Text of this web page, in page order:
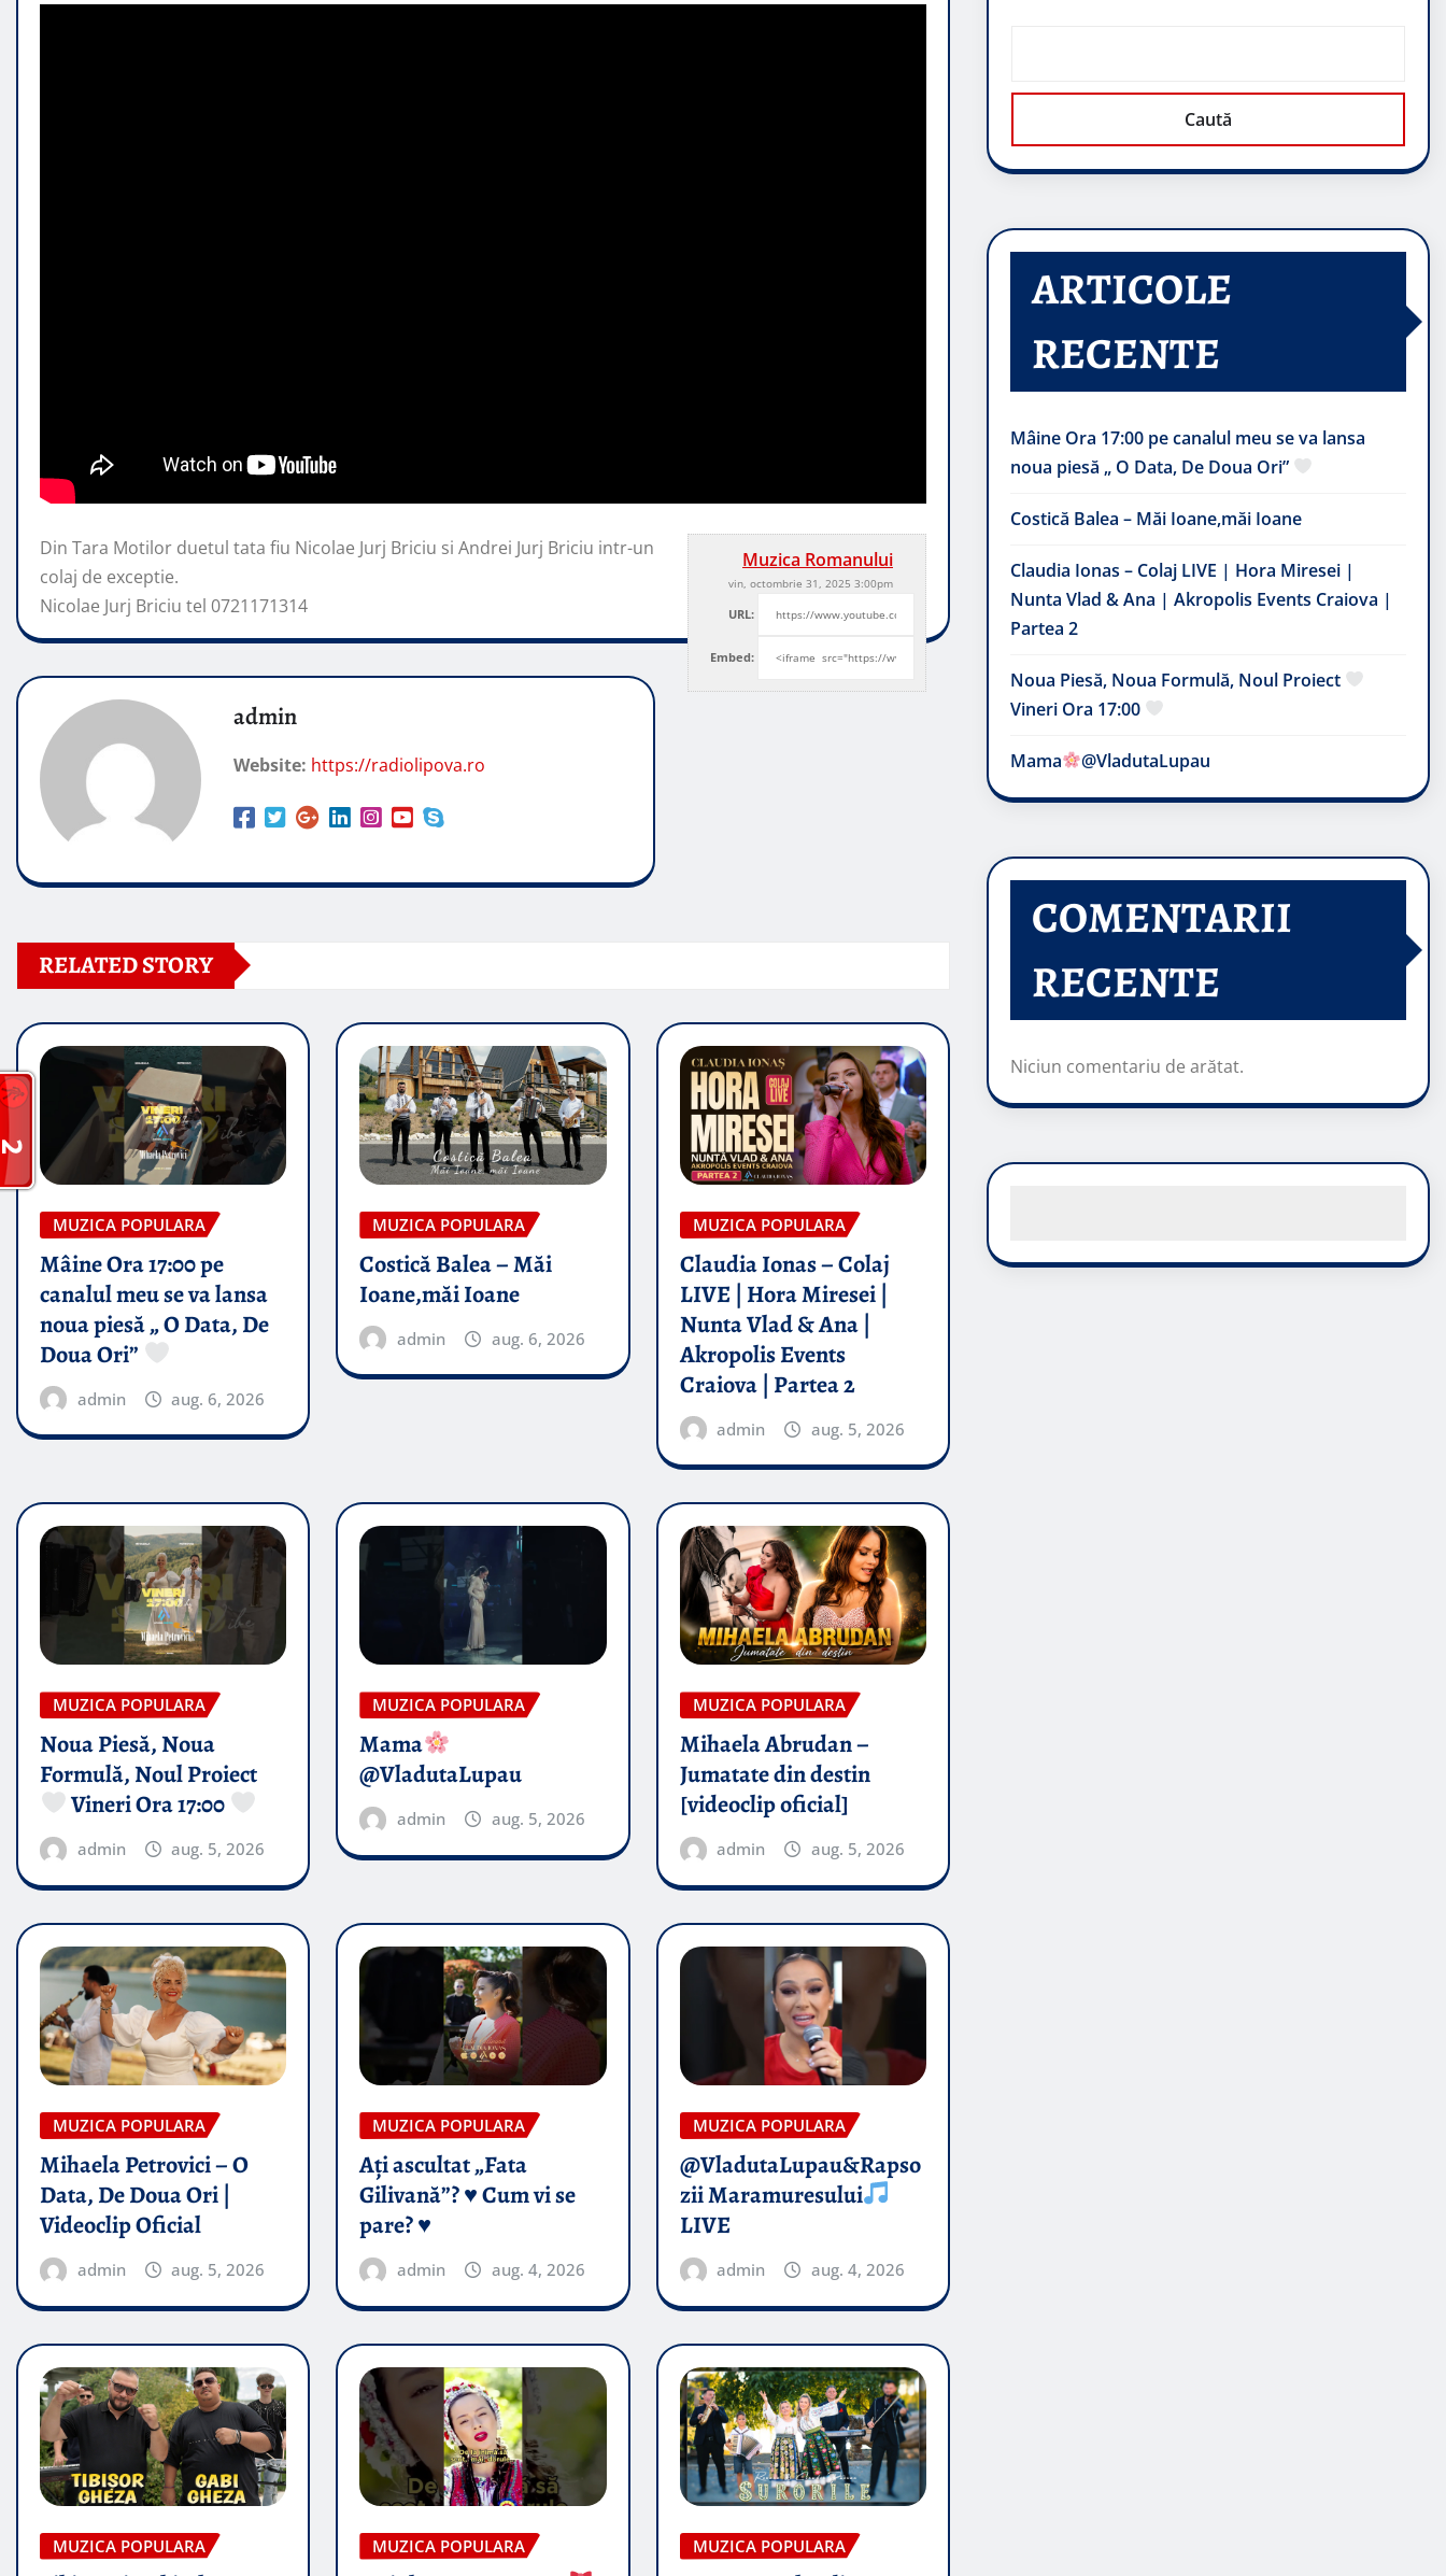
Muzica Romanului
vin, octombrie 31, 2025 3:00pm
URL:
Embed:
Din Tara Motilor duetul tata fiu Nicolae Jurj Briciu si Andrei Jurj Briciu intr-un
colaj de exceptie.
Nicolae Jurj Briciu tel 0721171314
admin
Website: https://radiolipova.ro
RELATED STORY
MUZICA POPULARA
Mâine Ora 17:00 pe
canalul meu se va lansa
noua piesă „ O Data, De
Doua Ori”
admin aug. 6, 2026
MUZICA POPULARA
Costică Balea – Măi
Ioane,măi Ioane
admin aug. 6, 2026
MUZICA POPULARA
Claudia Ionas – Colaj
LIVE | Hora Miresei |
Nunta Vlad & Ana |
Akropolis Events
Craiova | Partea 2
admin aug. 5, 2026
MUZICA POPULARA
Noua Piesă, Noua
Formulă, Noul Proiect
Vineri Ora 17:00
admin aug. 5, 2026
MUZICA POPULARA
Mama
@VladutaLupau
admin aug. 5, 2026
MUZICA POPULARA
Mihaela Abrudan –
Jumatate din destin
[videoclip oficial]
admin aug. 5, 2026
MUZICA POPULARA
Mihaela Petrovici – O
Data, De Doua Ori |
Videoclip Oficial
admin aug. 5, 2026
MUZICA POPULARA
Ați ascultat „Fata
Gilivană”? ♥️ Cum vi se
pare? ♥️
admin aug. 4, 2026
MUZICA POPULARA
@VladutaLupau&Rapso
zii Maramuresului
LIVE
admin aug. 4, 2026
MUZICA POPULARA MUZICA POPULARA MUZICA POPULARA
Caută
ARTICOLE
RECENTE
Mâine Ora 17:00 pe canalul meu se va lansa
noua piesă „ O Data, De Doua Ori”
Costică Balea – Măi Ioane,măi Ioane
Claudia Ionas – Colaj LIVE | Hora Miresei |
Nunta Vlad & Ana | Akropolis Events Craiova |
Partea 2
Noua Piesă, Noua Formulă, Noul Proiect
Vineri Ora 17:00
Mama @VladutaLupau
COMENTARII
RECENTE
Niciun comentariu de arătat.